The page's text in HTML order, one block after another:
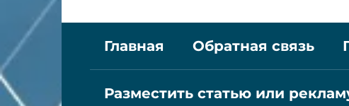
Главная Обратная связь
Разместить статью или